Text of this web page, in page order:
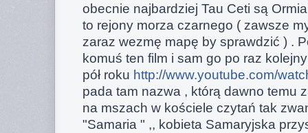
obecnie najbardziej Tau Ceti są
to rejony morza czarnego ( zawsze
zaraz wezmę mapę by sprawdzić ) .
komuś ten film i sam go po raz
pół roku http://www.youtube.com/
pada tam nazwa , którą dawno temu
na mszach w kościele czytań tak
"Samaria " ,, kobieta Samaryjska